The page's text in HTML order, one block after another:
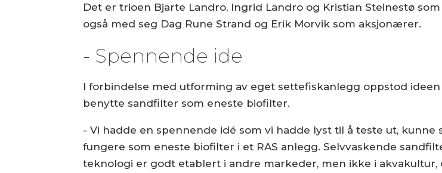
Det er trioen Bjarte Landro, Ingrid Landro og Kristian Steinestø
også med seg Dag Rune Strand og Erik Morvik som aksjonærer.
- Spennende ide
I forbindelse med utforming av eget settefiskanlegg oppstod ideen
benytte sandfilter som eneste biofilter.
- Vi hadde en spennende idé som vi hadde lyst til å teste ut, kunne
fungere som eneste biofilter i et RAS anlegg. Selvvaskende
teknologi er godt etablert i andre markeder, men ikke i akvakultur,